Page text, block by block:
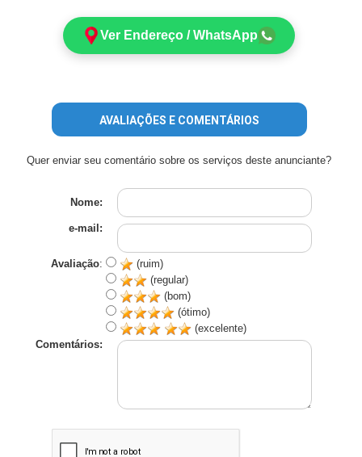
Ver Endereço / WhatsApp
AVALIAÇÕES E COMENTÁRIOS
Quer enviar seu comentário sobre os serviços deste anunciante?
Nome:
e-mail:
Avaliação:
(ruim)
(regular)
(bom)
(ótimo)
(excelente)
Comentários: